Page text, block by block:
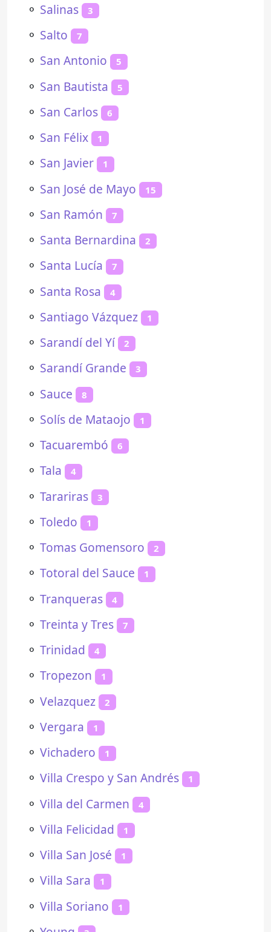
⚬ Salinas 3
⚬ Salto 7
⚬ San Antonio 5
⚬ San Bautista 5
⚬ San Carlos 6
⚬ San Félix 1
⚬ San Javier 1
⚬ San José de Mayo 15
⚬ San Ramón 7
⚬ Santa Bernardina 2
⚬ Santa Lucía 7
⚬ Santa Rosa 4
⚬ Santiago Vázquez 1
⚬ Sarandí del Yí 2
⚬ Sarandí Grande 3
⚬ Sauce 8
⚬ Solís de Mataojo 1
⚬ Tacuarembó 6
⚬ Tala 4
⚬ Tarariras 3
⚬ Toledo 1
⚬ Tomas Gomensoro 2
⚬ Totoral del Sauce 1
⚬ Tranqueras 4
⚬ Treinta y Tres 7
⚬ Trinidad 4
⚬ Tropezon 1
⚬ Velazquez 2
⚬ Vergara 1
⚬ Vichadero 1
⚬ Villa Crespo y San Andrés 1
⚬ Villa del Carmen 4
⚬ Villa Felicidad 1
⚬ Villa San José 1
⚬ Villa Sara 1
⚬ Villa Soriano 1